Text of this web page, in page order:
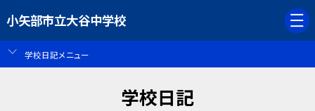
小矢部市立大谷中学校
学校日記メニュー
学校日記